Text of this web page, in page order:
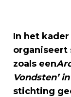
In het
organiseert
zoals een
Vondsten’
stichting